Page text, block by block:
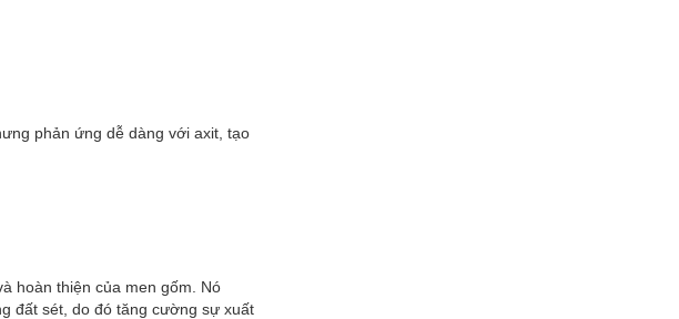
phản ứng dễ dàng với axit, tạo
hoàn thiện của men gốm. Nó
đất sét, do đó tăng cường sự xuất